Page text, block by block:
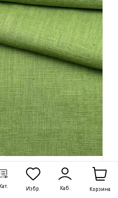
Кат. Избр. Каб. Корзина
цвета однотонная